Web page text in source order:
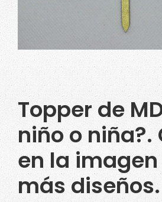
Topper de
niño o niña?.
en la
más diseños.